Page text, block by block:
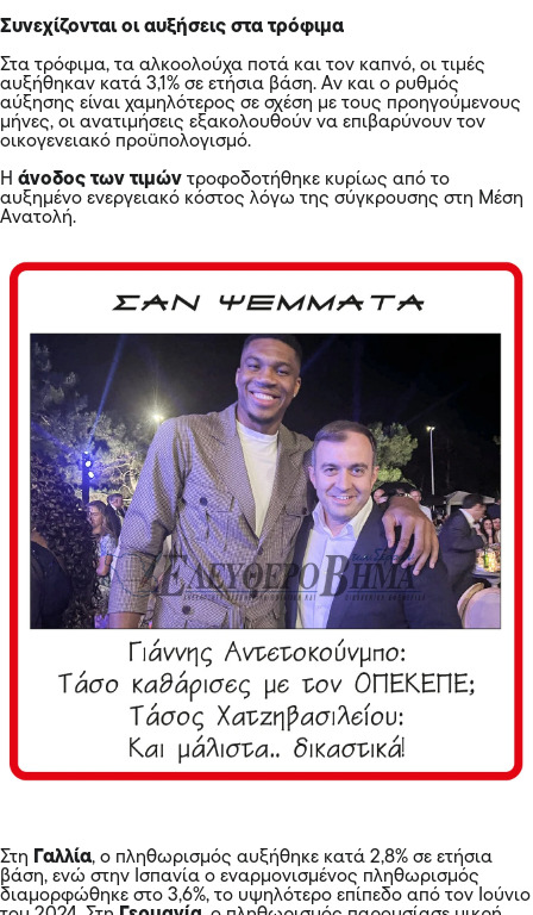
Συνεχίζονται οι αυξήσεις στα τρόφιμα
Στα τρόφιμα, τα αλκοολούχα ποτά και τον καπνό, οι τιμές
αυξήθηκαν κατά 3,1% σε ετήσια βάση. Αν και ο ρυθμός
αύξησης είναι χαμηλότερος σε σχέση με τους προηγούμενους
μήνες, οι ανατιμήσεις εξακολουθούν να επιβαρύνουν τον
οικογενειακό προϋπολογισμό.
Η άνοδος των τιμών τροφοδοτήθηκε κυρίως από το
αυξημένο ενεργειακό κόστος λόγω της σύγκρουσης στη Μέση
Ανατολή.
Στη Γαλλία, ο πληθωρισμός αυξήθηκε κατά 2,8% σε ετήσια
βάση, ενώ στην Ισπανία ο εναρμονισμένος πληθωρισμός
διαμορφώθηκε στο 3,6%, το υψηλότερο επίπεδο από τον Ιούνιο